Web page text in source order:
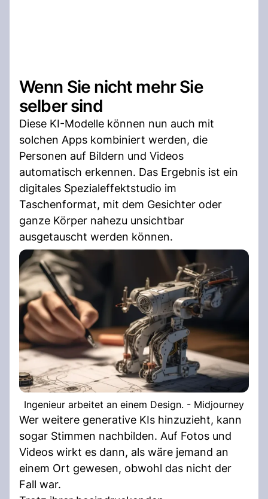
Wenn Sie nicht mehr Sie
selber sind
Diese KI-Modelle können nun auch mit
solchen Apps kombiniert werden, die
Personen auf Bildern und Videos
automatisch erkennen. Das Ergebnis ist ein
digitales Spezialeffektstudio im
Taschenformat, mit dem Gesichter oder
ganze Körper nahezu unsichtbar
ausgetauscht werden können.
Ingenieur arbeitet an einem Design. - Midjourney
Wer weitere generative KIs hinzuzieht, kann
sogar Stimmen nachbilden. Auf Fotos und
Videos wirkt es dann, als wäre jemand an
einem Ort gewesen, obwohl das nicht der
Fall war.